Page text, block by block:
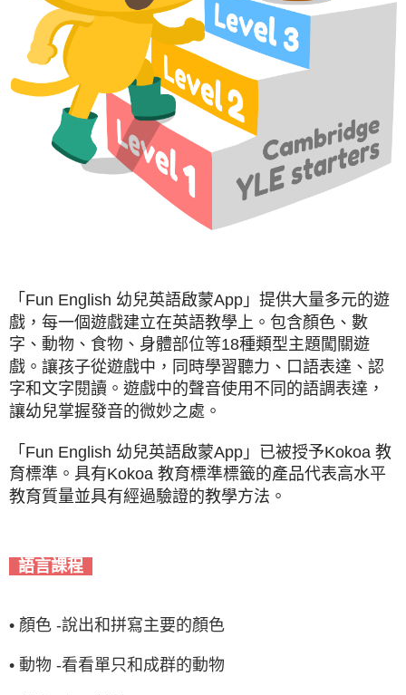
「Fun English 幼兒英語啟蒙App」提供大量多元的遊
戲，每一個遊戲建立在英語教學上。包含顏色、數
字、動物、食物、身體部位等18種類型主題闖關遊
戲。讓孩子從遊戲中，同時學習聽力、口語表達、認
字和文字閱讀。遊戲中的聲音使用不同的語調表達，
讓幼兒掌握發音的微妙之處。
「Fun English 幼兒英語啟蒙App」已被授予Kokoa 教
育標準。具有Kokoa 教育標準標籤的產品代表高水平
教育質量並具有經過驗證的教學方法。
語言課程
• 顏色 -說出和拼寫主要的顏色
• 動物 -看看單只和成群的動物